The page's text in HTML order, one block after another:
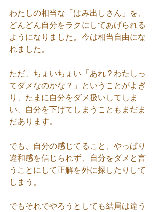
わたしの相当な「はみ出しさん」を、
どんどん自分をラクにしてあげられる
ようになりました。今は相当自由にな
れました。
ただ、ちょいちょい「あれ？わたしっ
てダメなのかな？」ということがよぎ
り、たまに自分をダメ扱いしてしま
い、自分を下げてしまうこともまだま
だあります。
でも、自分の感じてること、やっぱり
違和感を信じられず、自分をダメと言
うことにして正解を外に探したりして
しまう。
でもそれでやろうとしても結局は違う